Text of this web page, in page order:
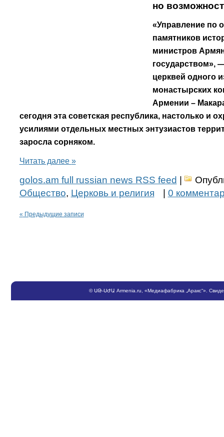
но
«Управление по
памятников
министров
государством»,
церквей одного
монастырских
Армении –
сегодня эта советская республика, настолько и
усилиями отдельных местных энтузиастов
заросла сорняком.
Читать далее »
golos.am full russian news RSS feed
Общество, Церковь и религия 0
« Предыдущие записи
©ՍԹ-ՍԺԱ Armenia.ru , «Медиафабрика „Аракс“».